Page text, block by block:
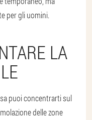
per gli uomini.
LA
puoi concentrarti sul
delle zone